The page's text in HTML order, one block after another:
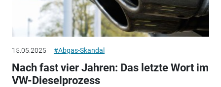
15.05.2025 #Abgas-Skandal
Nach fast vier Jahren: Das letzte Wort im
VW-Dieselprozess